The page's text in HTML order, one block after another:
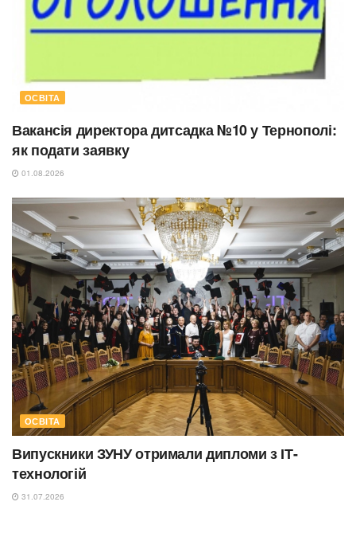
ОСВІТА
Вакансія директора дитсадка №10 у Тернополі:
як подати заявку
01.08.2026
ОСВІТА
Випускники ЗУНУ отримали дипломи з ІТ-
технологій
31.07.2026